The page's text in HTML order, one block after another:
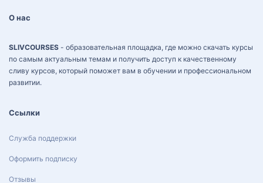
О нас
SLIVCOURSES - образовательная площадка, где можно скачать курсы
по самым актуальным темам и получить доступ к качественному
сливу курсов, который поможет вам в обучении и профессиональном
развитии.
Ссылки
Служба поддержки
Оформить подписку
Отзывы